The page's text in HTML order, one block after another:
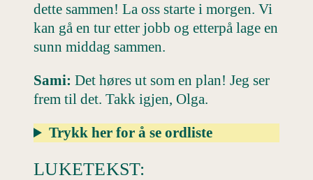
dette sammen! La oss starte i morgen. Vi
kan gå en tur etter jobb og etterpå lage en
sunn middag sammen.
Sami: Det høres ut som en plan! Jeg ser
frem til det. Takk igjen, Olga.
Trykk her for å se ordliste
LUKETEKST: